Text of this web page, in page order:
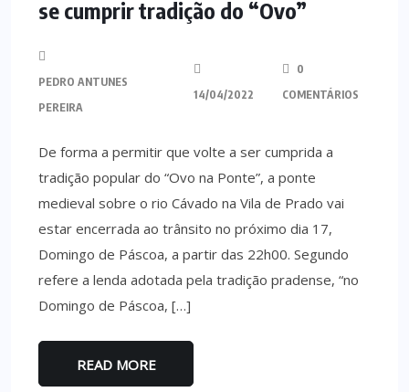
se cumprir tradição do “Ovo”
PEDRO ANTUNES
PEREIRA
14/04/2022
0
COMENTÁRIOS
De forma a permitir que volte a ser cumprida a
tradição popular do “Ovo na Ponte”, a ponte
medieval sobre o rio Cávado na Vila de Prado vai
estar encerrada ao trânsito no próximo dia 17,
Domingo de Páscoa, a partir das 22h00. Segundo
refere a lenda adotada pela tradição pradense, “no
Domingo de Páscoa, […]
READ MORE